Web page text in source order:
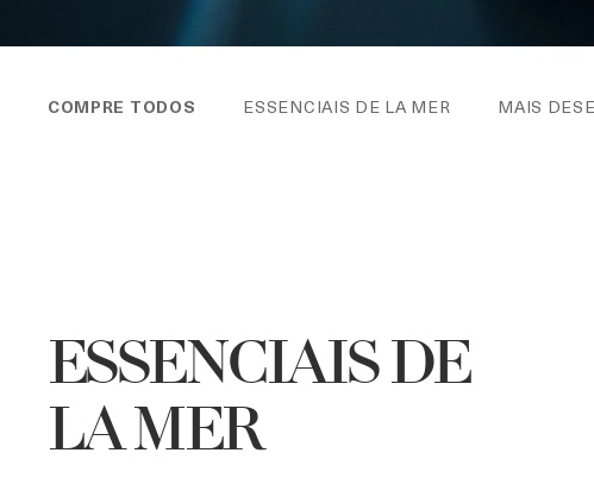
COMPRE TODOS ESSENCIAIS DE LA MER MAIS
ESSENCIAIS DE
LA MER